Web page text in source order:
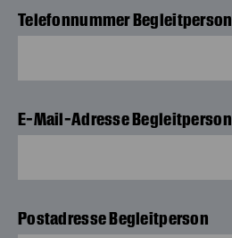
Telefonnummer Begleitperson
E-Mail-Adresse Begleitperson
Postadresse Begleitperson